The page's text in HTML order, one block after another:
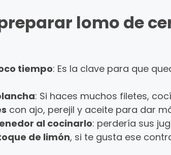
lomo de
tiempo: Es la clave para que
: Si haces muchos filetes,
con ajo, perejil y aceite para dar
al cocinarlo: perdería sus
de limón, si te gusta ese